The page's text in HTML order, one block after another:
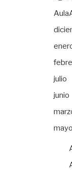
julio
junio
mayo